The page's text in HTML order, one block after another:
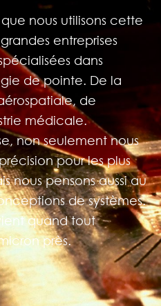
nous utilisons cette
entreprises
dans
de pointe. De la
de
médicale.
non seulement nous
pour les plus
nous pensons aussi au
de systèmes.
quand tout
près.